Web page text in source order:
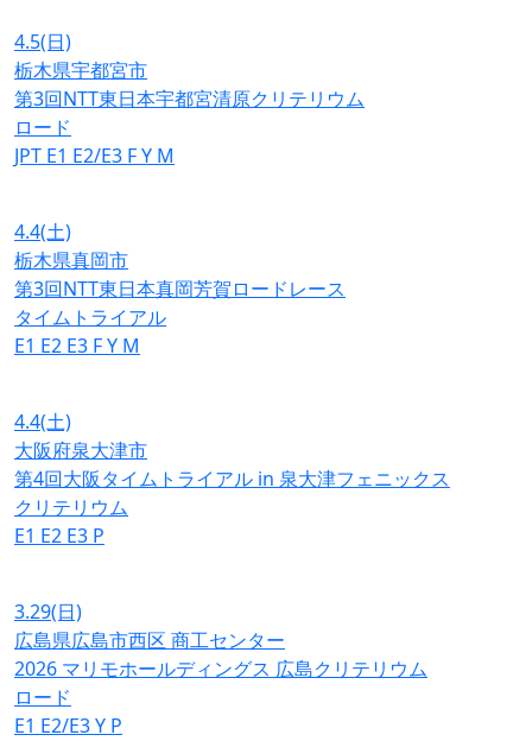
4.5(日)
栃木県宇都宮市
第3回NTT東日本宇都宮清原クリテリウム
ロード
JPT E1 E2/E3 FY M
4.4(土)
栃木県真岡市
第3回NTT東日本真岡芳賀ロードレース
タイムトライアル
E1 E2 E3 FY M
4.4(土)
大阪府泉大津市
第4回大阪タイムトライアル in 泉大津フェニックス
クリテリウム
E1 E2 E3 P
3.29(日)
広島県広島市西区 商工センター
2026 マリモホールディングス 広島クリテリウム
ロード
E1 E2/E3Y P